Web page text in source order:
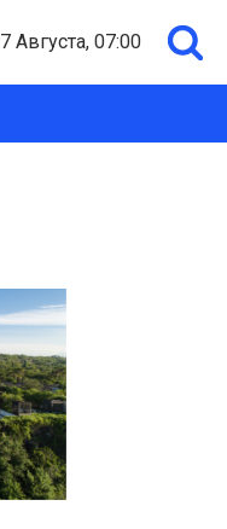
7 Августа, 07:00